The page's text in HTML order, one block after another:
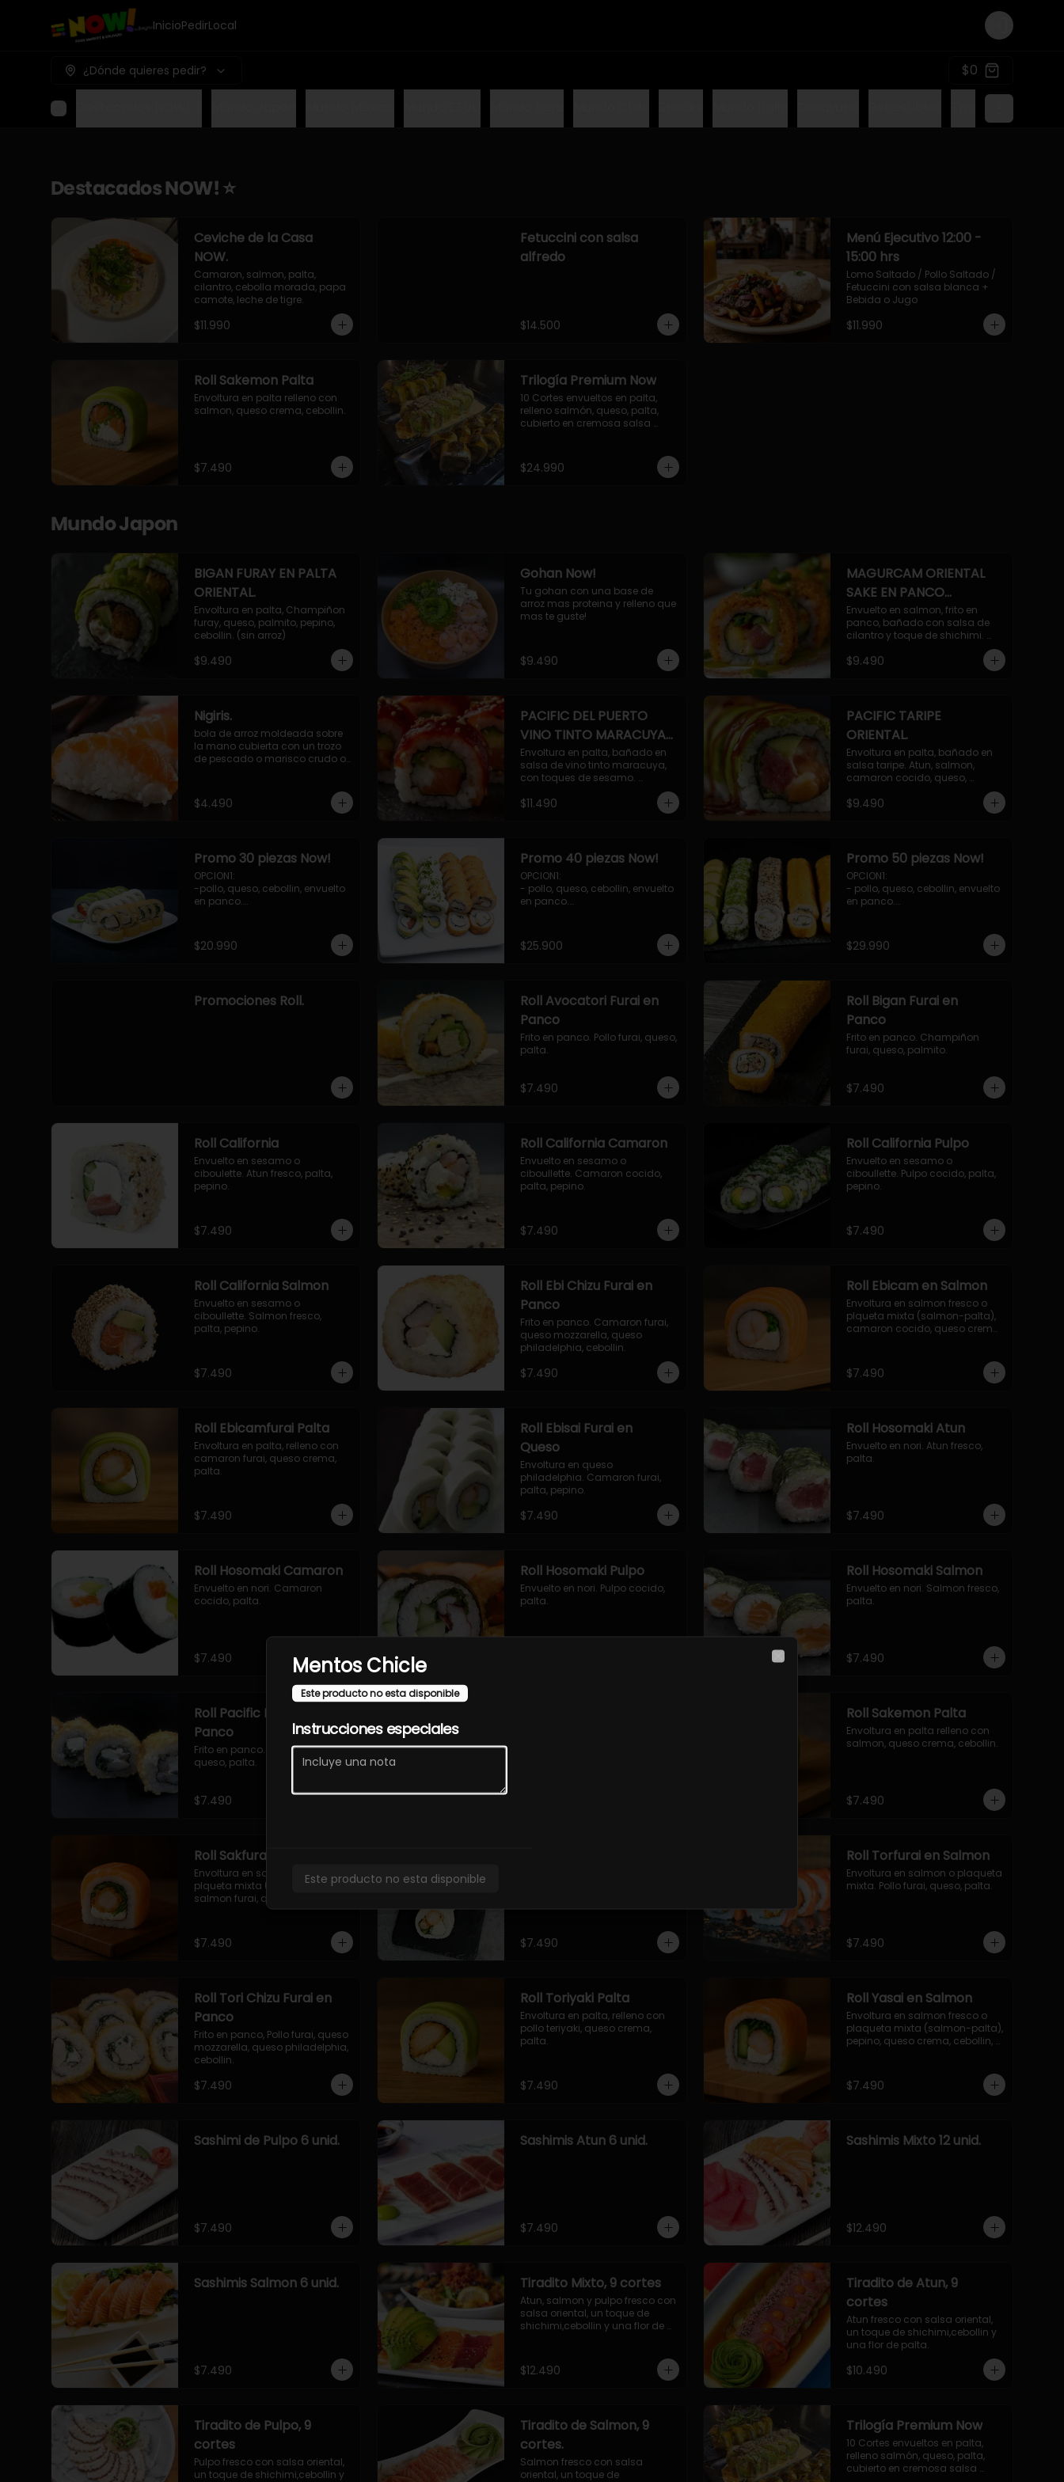
InicioPedirLocal Login
¿Dónde quieres pedir? $0
Destacados NOW! ⭐
Ceviche de la Casa
NOW.
Camaron, salmon, palta,
cilantro, cebolla morada, papa
camote, leche de tigre.
$11.990
Fetuccini con salsa
alfredo
$14.500
Menú Ejecutivo 12:00 -
15:00 hrs
Lomo Saltado / Pollo Saltado /
Fetuccini con salsa blanca +
Bebida o Jugo
$11.990
Roll Sakemon Palta
Envoltura en palta relleno con
salmon, queso crema, cebollin.
$7.490
Trilogía Premium Now
10 Cortes envueltos en palta,
relleno salmón, queso, palta,
cubierto en cremosa salsa
crema, relleno de pollo
apanado y palta, cubierto con
salmón.
$24.990
Mundo Japon
BIGAN FURAY EN PALTA
ORIENTAL.
Envoltura en palta, Champiñon
furay, queso, palmito, pepino,
cebollin. (sin arroz)
$9.490
Gohan Now!
Tu gohan con una base de
arroz mas proteina y relleno que
mas te guste!
$9.490
MAGURCAM ORIENTAL
SAKE EN PANCO
ACILANTRADO.
Envuelto en salmon, frito en
panco, bañado con salsa de
cilantro y toque de shichimi.
Atun, camaron, queso, cebollin.
$9.490
Nigiris.
bola de arroz moldeada sobre
la mano cubierta con un trozo
de pescado o marisco crudo o
$4.490
PACIFIC DEL PUERTO
VINO TINTO MARACUYA
ORIENTAL.
Envoltura en palta, bañado en
salsa de vino tinto maracuya,
con toques de sesamo.
Camaron furai, salmon, queso,
pepino.
$11.490
PACIFIC TARIPE
ORIENTAL.
Envoltura en palta, bañado en
salsa taripe. Atun, salmon,
camaron cocido, queso,
$9.490
Promo 30 piezas Now!
OPCION1:
-pollo, queso, cebollin, envuelto
en panco.
-palmito, pepino, queso,
envuelto ciboulette o sesamo.
-camaron, palta, cebollin,
$20.990
Promo 40 piezas Now!
OPCION1:
- pollo, queso, cebollin, envuelto
en panco.
- palmito, pepino, queso,
envuelto en palta.
- pollo, queso, cebollin, envuelto
en panco.
- camaron, queso, cebollin,
envuelto en palta.
- palmito, pepino, queso,
- salmon, queso, palta, envuelto
en queso.
$25.900
Promo 50 piezas Now!
OPCION1:
- pollo, queso, cebollin, envuelto
en panco.
- palmito, pepino, queso,
envuelto en palta.
OPCION2:
- pollo, queso, cebollin, envuelto
en panco.
- camaron, queso, cebollin,
envuelto en panco.
- salmon, queso, palta, envuelto
$29.990
Promociones Roll.
Roll Avocatori Furai en
Panco
Frito en panco. Pollo furai, queso,
palta.
$7.490
Roll Bigan Furai en
Panco
Frito en panco. Champiñon
furai, queso, palmito.
$7.490
Roll California
Envuelto en sesamo o
ciboulette. Atun fresco, palta,
pepino.
$7.490
Roll California Camaron
Envuelto en sesamo o
ciboullette. Camaron cocido,
palta, pepino.
$7.490
Roll California Pulpo
Envuelto en sesamo o
ciboullette. Pulpo cocido, palta,
pepino.
$7.490
Roll California Salmon
Envuelto en sesamo o
ciboullette. Salmon fresco,
palta, pepino.
$7.490
Roll Ebi Chizu Furai en
Panco
Frito en panco. Camaron furai,
queso mozzarella, queso
philadelphia, cebollin.
$7.490
Roll Ebicam en Salmon
Envoltura en salmon fresco o
plqueta mixta (salmon-palta),
camaron cocido, queso crema,
$7.490
Roll Ebicamfurai Palta
Envoltura en palta, relleno con
camaron furai, queso crema,
palta.
$7.490
Roll Ebisai Furai en
Queso
Envoltura en queso
philadelphia. Camaron furai,
palta, pepino.
$7.490
Roll Hosomaki Atun
Envuelto en nori. Atun fresco,
palta.
$7.490
Roll Hosomaki Camaron
Envuelto en nori. Camaron
cocido, palta.
$7.490
Roll Hosomaki Pulpo
Envuelto en nori. Pulpo cocido,
palta.
Roll Hosomaki Salmon
Envuelto en nori. Salmon fresco,
palta.
$7.490
Roll Pacific Furai en
Panco
Frito en panco. Camaron furai,
queso, palta.
$7.490
Roll Sakemon Palta
Envoltura en palta relleno con
salmon, queso crema, cebollin.
$7.490
Roll Sakfurai en Salmon
Envoltura en salmon fresco o
plqueta mixta (salmon-palta),
salmon furai, queso crema,
$7.490 $7.490
Roll Torfurai en Salmon
Envoltura en salmon o plaqueta
mixta. Pollo furai, queso, palta.
$7.490
Roll Tori Chizu Furai en
Panco
Frito en panco, Pollo furai, queso
mozzarella, queso philadelphia,
cebollin.
$7.490
Roll Toriyaki Palta
Envoltura en palta, relleno con
pollo teriyaki, queso crema,
palta.
$7.490
Roll Yasai en Salmon
Envoltura en salmon fresco o
plaqueta mixta (salmon-palta),
pepino, queso crema, cebollin,
$7.490
Sashimi de Pulpo 6 unid.
$7.490
Sashimis Atun 6 unid.
$7.490
Sashimis Mixto 12 unid.
$12.490
Sashimis Salmon 6 unid.
$7.490
Tiradito Mixto, 9 cortes
Atun, salmon y pulpo fresco con
salsa oriental, un toque de
shichimi,cebollin y una flor de
$12.490
Tiradito de Atun, 9
cortes
Atun fresco con salsa oriental,
un toque de shichimi,cebollin y
una flor de palta.
$10.490
Tiradito de Pulpo, 9
cortes
Pulpo fresco con salsa oriental,
un toque de shichimi,cebollin y
Tiradito de Salmon, 9
cortes.
Salmon fresco con salsa
oriental, un toque de
Trilogía Premium Now
10 Cortes envueltos en palta,
relleno salmón, queso, palta,
cubierto en cremosa salsa
Mentos Chicle
Este producto no esta disponible
Instrucciones especiales
Este producto no esta disponible